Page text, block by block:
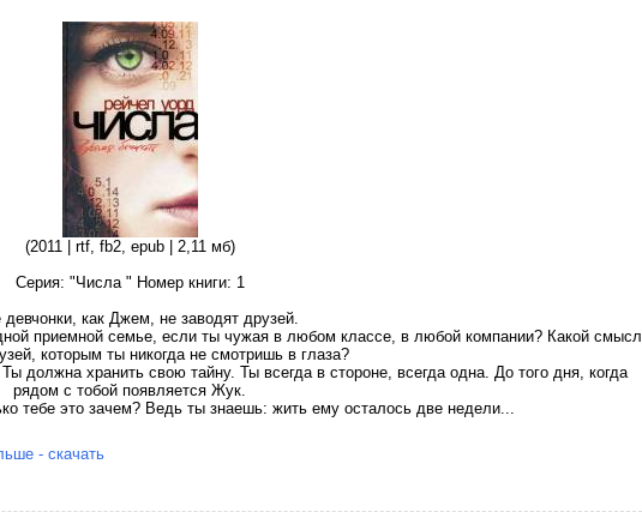
(2011 | rtf, fb2, epub | 2,11 мб)
Серия: "Числа " Номер книги: 1
девчонки, как Джем, не заводят друзей.
приемной семье, если ты чужая в любом классе, в любой компании? Какой смысл
которым ты никогда не смотришь в глаза?
должна хранить свою тайну. Ты всегда в стороне, всегда одна. До того дня, когда
рядом с тобой появляется Жук.
тебе это зачем? Ведь ты знаешь: жить ему осталось две недели...
- скачать